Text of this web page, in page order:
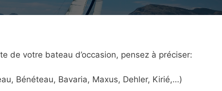
de votre bateau d’occasion, pensez à préciser:
Bénéteau, Bavaria, Maxus, Dehler, Kirié,…)